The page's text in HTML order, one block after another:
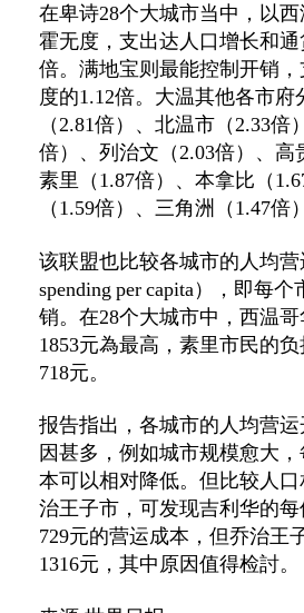
在卑诗28个大城市当中，以
霍无度，支出达人口增长和
倍。满地宝则最能控制开销
度的1.12倍。大温其他各市府
（2.81倍）、北温市（2.33倍
倍）、列治文（2.03倍）、高
素里（1.87倍）、本拿比（
（1.59倍）、三角洲（1.47倍
该联盟也比较各城市的人均营
spending per capita），即每
销。在28个大城市中，西温
1853元為最高，素里市民的
718元。
报告指出，各城市的人均营
因甚多，例如城市规模愈大
本可以相对降低。但比较人
治王子市，可发现吉利华的
729元的营运成本，但乔治王
1316元，其中原因值得检討。